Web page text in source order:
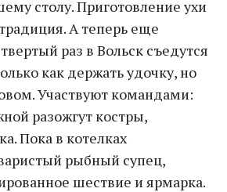
столу. Приготовление ухи
А теперь еще
раз в Вольск съедутся
как держать удочку, но
Участвуют командами:
разожгут костры,
Пока в котелках
рыбный супец,
шествие и ярмарка.